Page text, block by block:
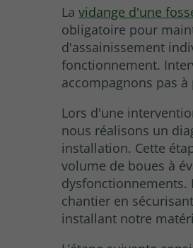
Lavidange d'une
obligatoire pour
d'assainissement
fonctionnement.
accompagnons pas
Lors d'une
nous réalisons un
installation. Cette
volume de boues à
dysfonctionnements.
chantier en
installant notre